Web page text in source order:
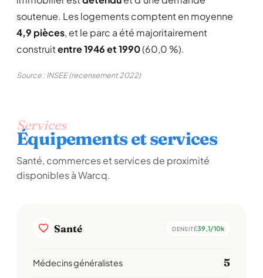
soutenue. Les logements comptent en moyenne
4,9 pièces, et le parc a été majoritairement
construitentre 1946 et 1990(60,0 %).
Source : INSEE (recensement 2022)
Services
Équipements et services
Santé, commerces et services de proximité
disponibles à Warcq.
Santé DENSITÉ39,1/10k
Médecins généralistes 5